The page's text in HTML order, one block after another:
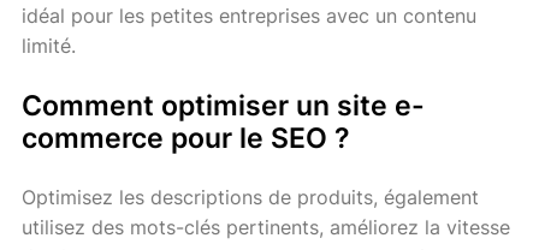
idéal pour les petites entreprises avec un contenu
limité.
Comment optimiser un site e-
commerce pour le SEO ?
Optimisez les descriptions de produits, également
utilisez des mots-clés pertinents, améliorez la vitesse